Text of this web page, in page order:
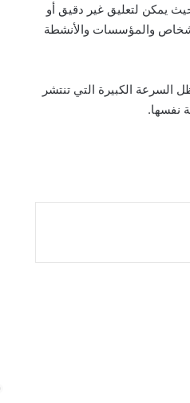
يمكن لتعليق غير دقيق أو
والمؤسسات والأنشطة
السرعة الكبيرة التي تنتشر
نفسها.